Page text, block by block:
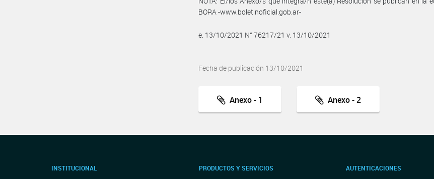
BORA -www.boletinoficial.gob.ar-
e. 13/10/2021 N° 76217/21 v. 13/10/2021
Fecha de publicación 13/10/2021
Anexo - 1 Anexo - 2
INSTITUCIONAL PRODUCTOS Y SERVICIOS AUTENTICACIONES